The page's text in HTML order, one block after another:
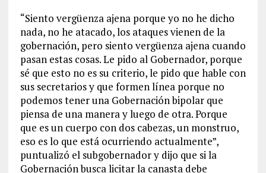
“Siento vergüenza ajena porque yo no he dicho
nada, no he atacado, los ataques vienen de la
gobernación, pero siento vergüenza ajena cuando
pasan estas cosas. Le pido al Gobernador, porque
sé que esto no es su criterio, le pido que hable con
sus secretarios y que formen línea porque no
podemos tener una Gobernación bipolar que
piensa de una manera y luego de otra. Porque
que es un cuerpo con dos cabezas, un monstruo,
eso es lo que está ocurriendo actualmente”,
puntualizó el subgobernador y dijo que si la
Gobernación busca licitar la canasta debe